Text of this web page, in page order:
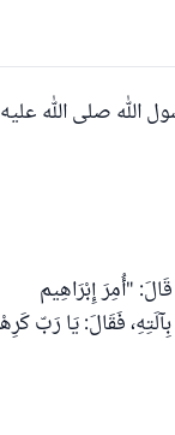
قال رسول الله صلى الله عليه
"أُمِرَ إِبْرَاهِيم
فَقَالَ: يَا رَبّ